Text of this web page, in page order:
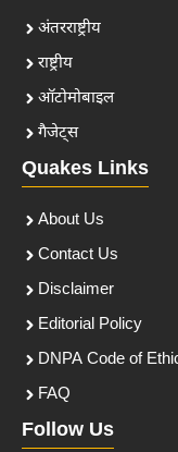
अंतरराष्ट्रीय
राष्ट्रीय
ऑटोमोबाइल
गैजेट्स
Quakes Links
About Us
Contact Us
Disclaimer
Editorial Policy
DNPA Code of
FAQ
Follow Us